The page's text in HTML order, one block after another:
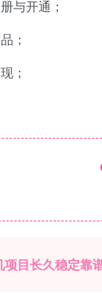
与开通；
；
；
项目长久稳定